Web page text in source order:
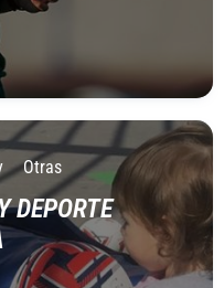
Otras
DEPORTE